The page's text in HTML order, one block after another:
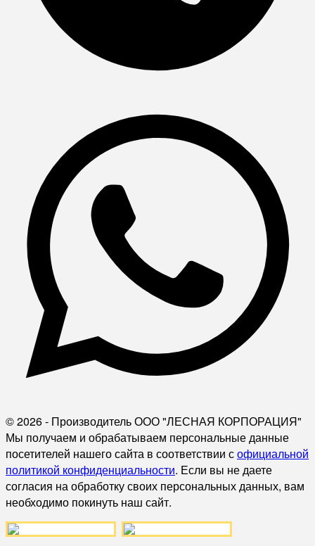
© 2026 - Производитель ООО "ЛЕСНАЯ КОРПОРАЦИЯ"
Мы получаем и обрабатываем персональные данные
посетителей нашего сайта в соответствии софициальной
политикой конфиденциальности. Если вы не даете
согласия на обработку своих персональных данных, вам
необходимо покинуть наш сайт.